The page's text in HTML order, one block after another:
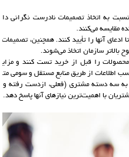
به اتخاذ تصمیمات نادرست نگرانی
مقایسه می‌کنند.
ادعای آنها را تأیید کنند. همچنین،
بالاتر سازمان اتخاذ می‌شوند.
را قبل از خرید تست کنند و مزایای
اطلاعات از طریق منابع مستقل و سومی
به سه دسته مشتری (فعلی، ازدست رفته
با اهمیت‌ترین نیازهای آنها پاسخ دهد.